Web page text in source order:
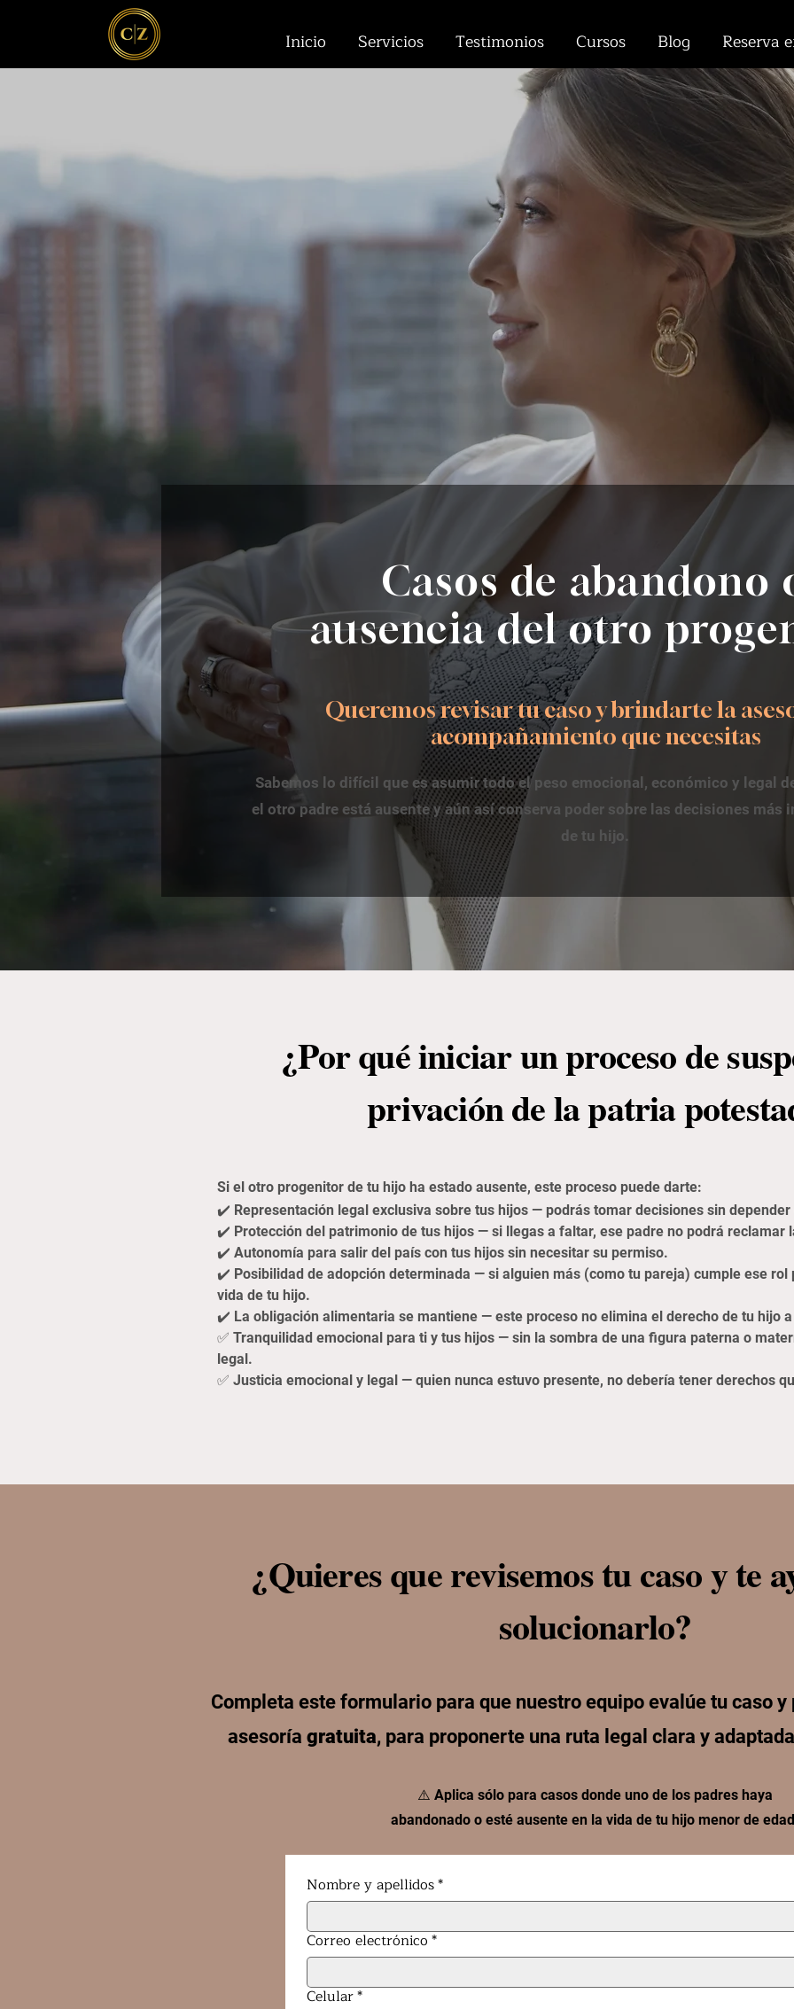
Inicio Servicios Testimonios Cursos Blog Reserva
Casos de abandono
ausencia del otro
Queremos revisar tu caso y brindarte la
acompañamiento que necesitas
Sabemos lo difícil que es asumir todo el peso emocional, económico y legal
el otro padre está ausente y aún así conserva poder sobre las decisiones más
de tu hijo.
¿Por qué iniciar un proceso de
privación de la patria
Si el otro progenitor de tu hijo ha estado ausente, este proceso puede darte:
✔️ Representación legal exclusiva sobre tus hijos — podrás tomar decisiones sin
✔️ Protección del patrimonio de tus hijos — si llegas a faltar, ese padre no podrá reclamar
✔️ Autonomía para salir del país con tus hijos sin necesitar su permiso.
✔️ Posibilidad de adopción determinada — si alguien más (como tu pareja) cumple ese rol
vida de tu hijo.
✔️ La obligación alimentaria se mantiene — este proceso no elimina el derecho de tu hijo
✅ Tranquilidad emocional para ti y tus hijos — sin la sombra de una figura paterna o
legal.
✅ Justicia emocional y legal — quien nunca estuvo presente, no debería tener derechos
¿Quieres que revisemos tu caso y te
solucionarlo?
Completa este formulario para que nuestro equipo evalúe tu caso y
asesoría gratuita, para proponerte una ruta legal clara y
⚠️ Aplica sólo para casos donde uno de los padres haya
abandonado o esté ausente en la vida de tu hijo menor de
Nombre y apellidos*
Correo electrónico*
Celular*